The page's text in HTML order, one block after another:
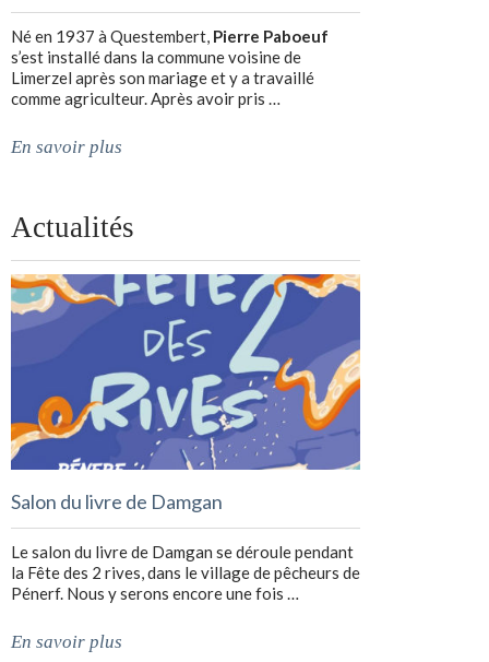
Né en 1937 à Questembert, Pierre Paboeuf
s’est installé dans la commune voisine de
Limerzel après son mariage et y a travaillé
comme agriculteur. Après avoir pris …
En savoir plus
Actualités
Salon du livre de Damgan
Le salon du livre de Damgan se déroule pendant
la Fête des 2 rives, dans le village de pêcheurs de
Pénerf. Nous y serons encore une fois …
En savoir plus